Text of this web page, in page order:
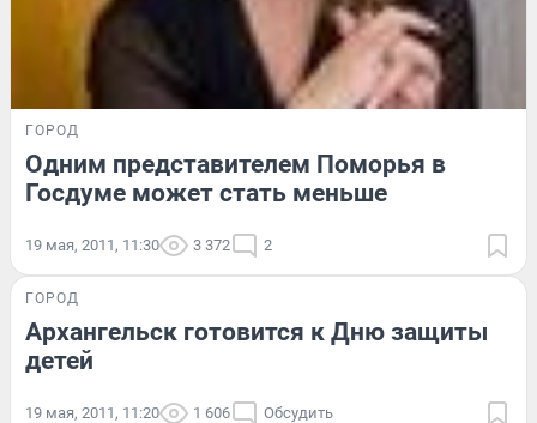
ГОРОД
Одним представителем Поморья в
Госдуме может стать меньше
19 мая, 2011, 11:30 3 372 2
ГОРОД
Архангельск готовится к Дню защиты
детей
19 мая, 2011, 11:20 1 606 Обсудить